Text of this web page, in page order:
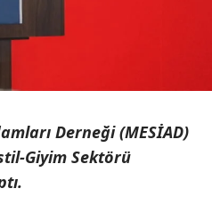
Derneği (MESİAD)
Giyim Sektörü